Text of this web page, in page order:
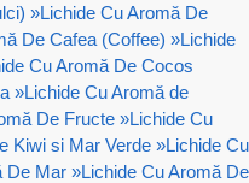
»Lichide Cu Aromă De
De Cafea (Coffee) »Lichide
Cu Aromă De Cocos
»Lichide Cu Aromă de
De Fructe »Lichide Cu
Kiwi si Mar Verde »Lichide Cu
De Mar »Lichide Cu Aromă De